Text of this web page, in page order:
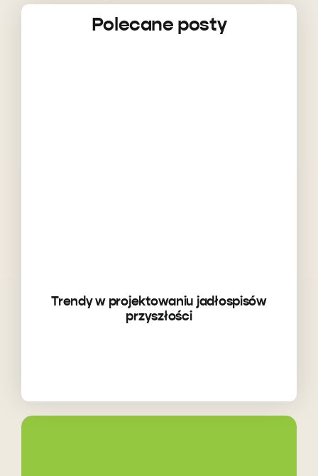
Polecane posty
Trendy w projektowaniu jadłospisów
przyszłości